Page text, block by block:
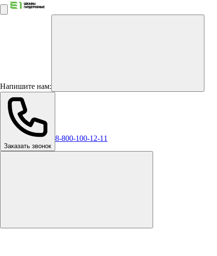
Напишите нам:
Заказать звонок
8-800-100-12-11